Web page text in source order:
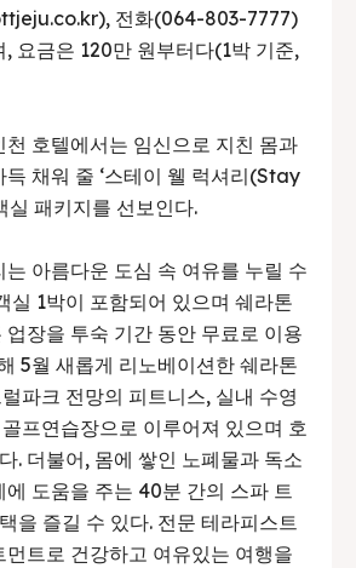
전화(064-803-7777)
, 요금은 120만 원부터다(1박 기준,
천 호텔에서는 임신으로 지친 몸과
득 채워 줄 ‘스테이 웰 럭셔리(Stay
패키지를 선보인다.
는 아름다운 도심 속 여유를 누릴 수
실 1박이 포함되어 있으며 쉐라톤
업장을 투숙 기간 동안 무료로 이용
5월 새롭게 리노베이션한 쉐라톤
파크 전망의 피트니스, 실내 수영
프연습장으로 이루어져 있으며 호
. 더불어, 몸에 쌓인 노폐물과 독소
에 도움을 주는 40분 간의 스파 트
을 즐길 수 있다. 전문 테라피스트
먼트로 건강하고 여유있는 여행을